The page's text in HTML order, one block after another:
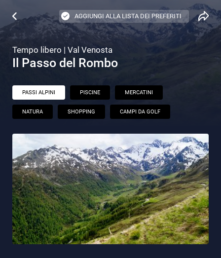
AGGIUNGI ALLA LISTA DEI PREFERITI
Tempo libero | Val Venosta
Il Passo del Rombo
PASSI ALPINI PISCINE MERCATINI
NATURA SHOPPING CAMPI DA GOLF